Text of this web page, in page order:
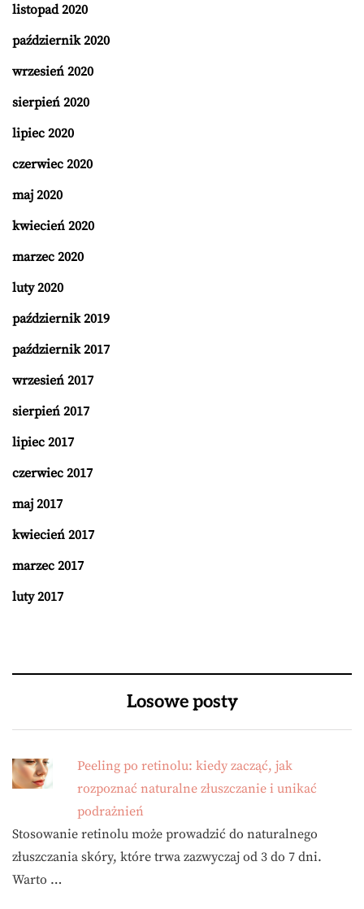
listopad 2020
październik 2020
wrzesień 2020
sierpień 2020
lipiec 2020
czerwiec 2020
maj 2020
kwiecień 2020
marzec 2020
luty 2020
październik 2019
październik 2017
wrzesień 2017
sierpień 2017
lipiec 2017
czerwiec 2017
maj 2017
kwiecień 2017
marzec 2017
luty 2017
Losowe posty
Peeling po retinolu: kiedy zacząć, jak
rozpoznać naturalne złuszczanie i unikać
podrażnień
Stosowanie retinolu może prowadzić do naturalnego
złuszczania skóry, które trwa zazwyczaj od 3 do 7 dni.
Warto …